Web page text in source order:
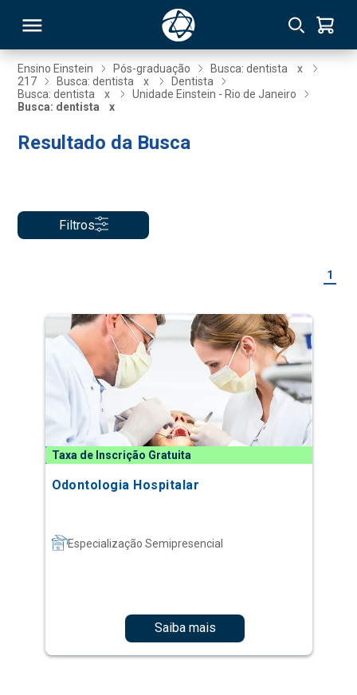
Ensino Einstein Pós-graduação Busca: dentista
x
217
Busca: dentista x
Dentista
Busca: dentista
x
Unidade Einstein - Rio de Janeiro
Busca: dentista
x
Resultado da Busca
Filtros
1
Taxa de Inscrição Gratuita
Odontologia Hospitalar
Especialização Semipresencial
Saiba mais